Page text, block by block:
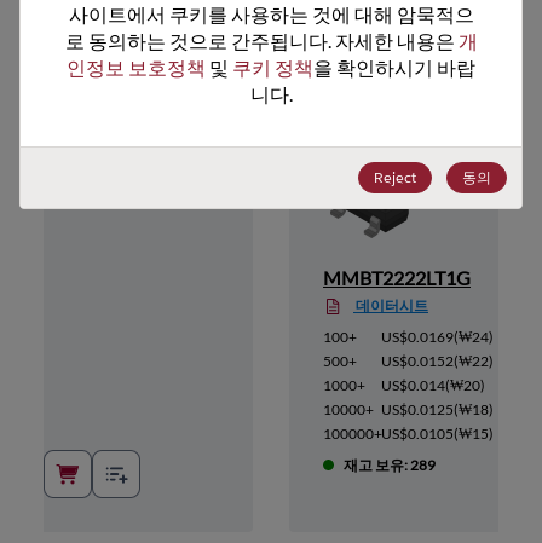
추천 대체 제품
MMBT2222LT1G
데이터시트
100+
US$0.0169(₩24)
500+
US$0.0152(₩22)
1000+
US$0.014(₩20)
10000+ US$0.0125(₩18)
100000+US$0.0105(₩15)
재고 보유: 289
사이트에서 쿠키를 사용하는 것에 대해 암묵적으
로 동의하는 것으로 간주됩니다. 자세한 내용은 개
인정보 보호정책 및 쿠키 정책을 확인하시기 바랍
니다.
Reject 동의